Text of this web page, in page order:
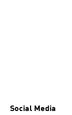
Social Media